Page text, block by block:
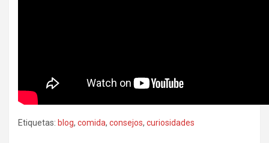
Etiquetas: blog, comida, consejos, curiosidades